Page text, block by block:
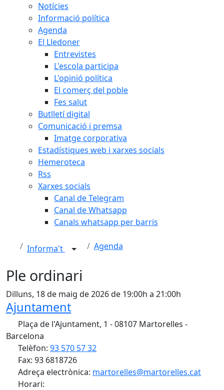
Notícies
Informació política
Agenda
El Lledoner
Entrevistes
L'escola participa
L'opinió política
El comerç del poble
Fes salut
Butlletí digital
Comunicació i premsa
Imatge corporativa
Estadístiques web i xarxes socials
Hemeroteca
Rss
Xarxes socials
Canal de Telegram
Canal de Whatsapp
Canals whatsapp per barris
Informa't Agenda
Ple ordinari
Dilluns, 18 de maig de 2026 de 19:00h a 21:00h
Ajuntament
Plaça de l'Ajuntament, 1 - 08107 Martorelles -
Barcelona
Telèfon: 93 570 57 32
Fax: 93 6818726
Adreça electrònica: martorelles@martorelles.cat
Horari: